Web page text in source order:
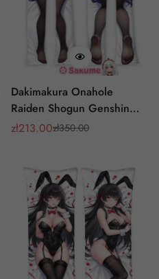
Dakimakura Onahole
Raiden Shogun Genshin
Impact Nadmuchiwana
Cena
zł213.00
Cena
zł350.00